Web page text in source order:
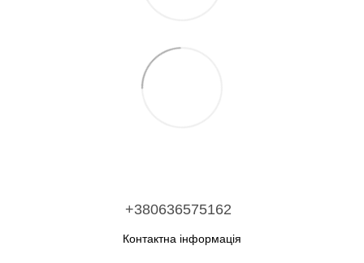
+380636575162
Контактна інформація